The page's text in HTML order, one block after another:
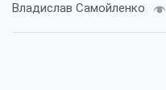
Владислав Самойленко